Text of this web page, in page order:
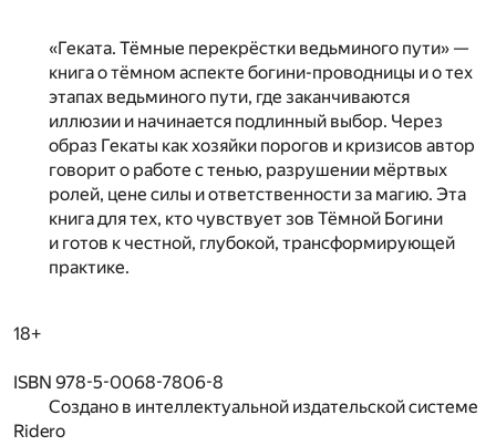
«Геката. Тёмные перекрёстки ведьминого пути» —
книга о тёмном аспекте богини-проводницы и о тех
этапах ведьминого пути, где заканчиваются
иллюзии и начинается подлинный выбор. Через
образ Гекаты как хозяйки порогов и кризисов автор
говорит о работе с тенью, разрушении мёртвых
ролей, цене силы и ответственности за магию. Эта
книга для тех, кто чувствует зов Тёмной Богини
и готов к честной, глубокой, трансформирующей
практике.
18+
ISBN 978-5-0068-7806-8
Создано в интеллектуальной издательской системе
Ridero